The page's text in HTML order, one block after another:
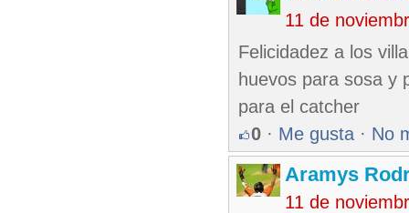
11 de
Felicidadez a los
huevos para sosa y
para el catcher
0 · Me gusta · No
Aramys
11 de